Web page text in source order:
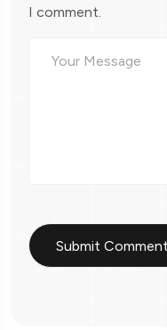
I comment.